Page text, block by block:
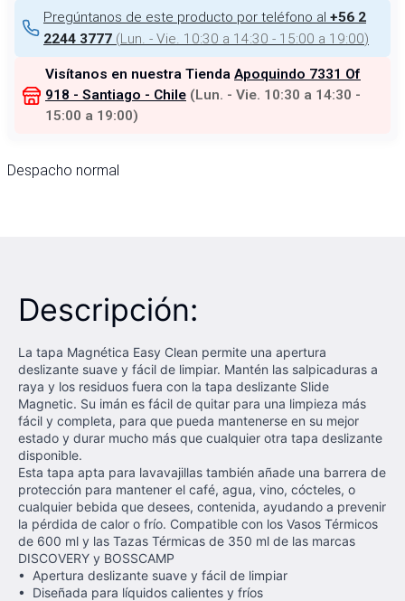
Pregúntanos de este producto por teléfono al +56 2
2244 3777 (Lun. - Vie. 10:30 a 14:30 - 15:00 a 19:00)
Visítanos en nuestra Tienda Apoquindo 7331 Of
918 - Santiago - Chile (Lun. - Vie. 10:30 a 14:30 -
15:00 a 19:00)
Despacho normal
Descripción:
La tapa Magnética Easy Clean permite una apertura
deslizante suave y fácil de limpiar. Mantén las salpicaduras a
raya y los residuos fuera con la tapa deslizante Slide
Magnetic. Su imán es fácil de quitar para una limpieza más
fácil y completa, para que pueda mantenerse en su mejor
estado y durar mucho más que cualquier otra tapa deslizante
disponible.
Esta tapa apta para lavavajillas también añade una barrera de
protección para mantener el café, agua, vino, cócteles, o
cualquier bebida que desees, contenida, ayudando a prevenir
la pérdida de calor o frío. Compatible con los Vasos Térmicos
de 600 ml y las Tazas Térmicas de 350 ml de las marcas
DISCOVERY y BOSSCAMP
• Apertura deslizante suave y fácil de limpiar
• Diseñada para líquidos calientes y fríos